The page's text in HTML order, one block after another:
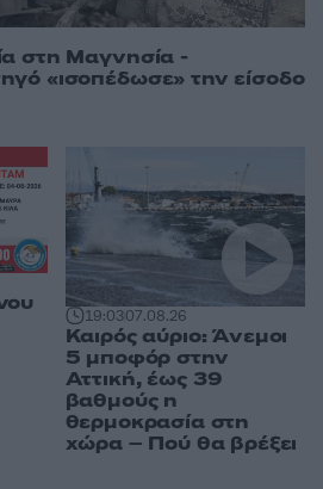
στη Μαγνησία -
«ισοπέδωσε» την είσοδο
19:0307.08.26
Καιρός αύριο: Άνεμοι
5 μποφόρ στην
Αττική, έως 39
βαθμούς η
θερμοκρασία στη
χώρα – Πού θα βρέξει